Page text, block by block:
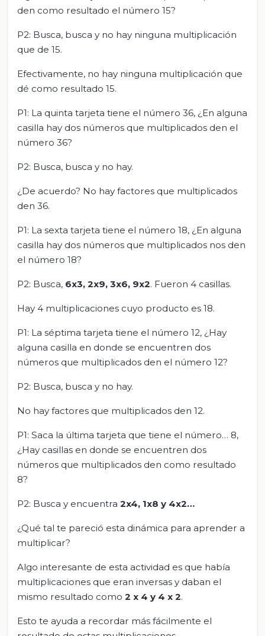
den como resultado el número 15?
P2: Busca, busca y no hay ninguna multiplicación
que de 15.
Efectivamente, no hay ninguna multiplicación que
dé como resultado 15.
P1: La quinta tarjeta tiene el número 36, ¿En alguna
casilla hay dos números que multiplicados den el
número 36?
P2: Busca, busca y no hay.
¿De acuerdo? No hay factores que multiplicados
den 36.
P1: La sexta tarjeta tiene el número 18, ¿En alguna
casilla hay dos números que multiplicados nos den
el número 18?
P2: Busca, 6x3, 2x9, 3x6, 9x2. Fueron 4 casillas.
Hay 4 multiplicaciones cuyo producto es 18.
P1: La séptima tarjeta tiene el número 12, ¿Hay
alguna casilla en donde se encuentren dos
números que multiplicados den el número 12?
P2: Busca, busca y no hay.
No hay factores que multiplicados den 12.
P1: Saca la última tarjeta que tiene el número… 8,
¿Hay casillas en donde se encuentren dos
números que multiplicados den como resultado
8?
P2: Busca y encuentra 2x4, 1x8 y 4x2…
¿Qué tal te pareció esta dinámica para aprender a
multiplicar?
Algo interesante de esta actividad es que había
multiplicaciones que eran inversas y daban el
mismo resultado como 2 x 4 y 4 x 2.
Esto te ayuda a recordar más fácilmente el